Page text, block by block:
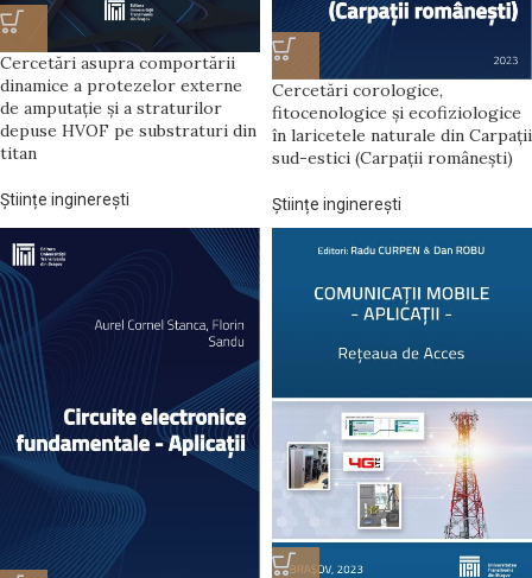
Cercetări asupra comportării
dinamice a protezelor externe
de amputație și a straturilor
depuse HVOF pe substraturi din
titan
Științe inginerești
Cercetări corologice,
fitocenologice și ecofiziologice
în laricetele naturale din Carpații
sud-estici (Carpații românești)
Științe inginerești